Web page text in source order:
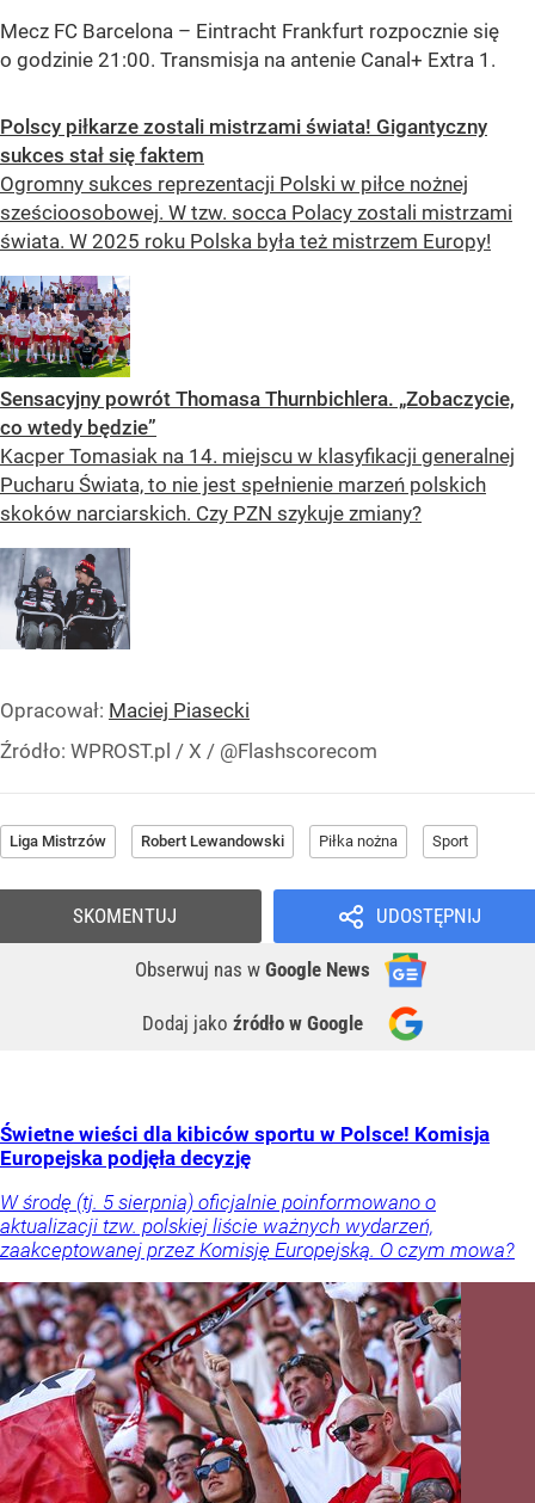
Mecz FC Barcelona – Eintracht Frankfurt rozpocznie się
o godzinie 21:00. Transmisja na antenie Canal+ Extra 1.
Polscy piłkarze zostali mistrzami świata! Gigantyczny
sukces stał się faktem
Ogromny sukces reprezentacji Polski w piłce nożnej
sześcioosobowej. W tzw. socca Polacy zostali mistrzami
świata. W 2025 roku Polska była też mistrzem Europy!
Sensacyjny powrót Thomasa Thurnbichlera. „Zobaczycie,
co wtedy będzie”
Kacper Tomasiak na 14. miejscu w klasyfikacji generalnej
Pucharu Świata, to nie jest spełnienie marzeń polskich
skoków narciarskich. Czy PZN szykuje zmiany?
Opracował: Maciej Piasecki
Źródło: WPROST.pl / X / @Flashscorecom
Liga Mistrzów Robert Lewandowski Piłka nożna Sport
UDOSTĘPNIJ
Obserwuj nas w Google News
Dodaj jako źródło w Google
SKOMENTUJ
Świetne wieści dla kibiców sportu w Polsce! Komisja
Europejska podjęła decyzję
W środę (tj. 5 sierpnia) oficjalnie poinformowano o
aktualizacji tzw. polskiej liście ważnych wydarzeń,
zaakceptowanej przez Komisję Europejską. O czym mowa?